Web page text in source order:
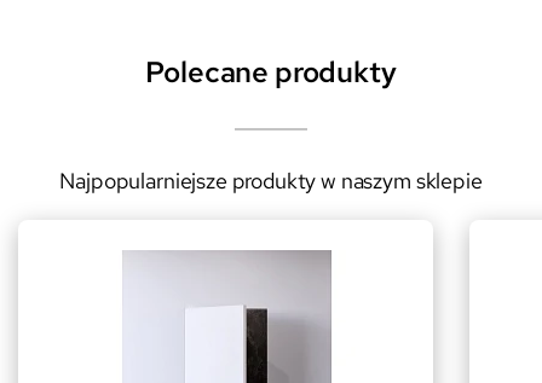
Polecane produkty
Najpopularniejsze produkty w naszym sklepie